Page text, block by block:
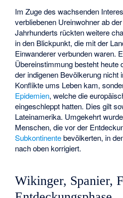
Im Zuge des wachsenden
verbliebenen Ureinwohner ab
Jahrhunderts rückten weitere
in den Blickpunkt, die mit der
Einwanderer verbunden waren.
Übereinstimmung besteht heute
der indigenen Bevölkerung nicht
Konflikte ums Leben kam,
Epidemien, welche die
eingeschleppt hatten. Dies gilt
Lateinamerika. Umgekehrt
Menschen, die vor der
Subkontinentebevölkerten, in
nach oben korrigiert.
Wikinger, Spanier,